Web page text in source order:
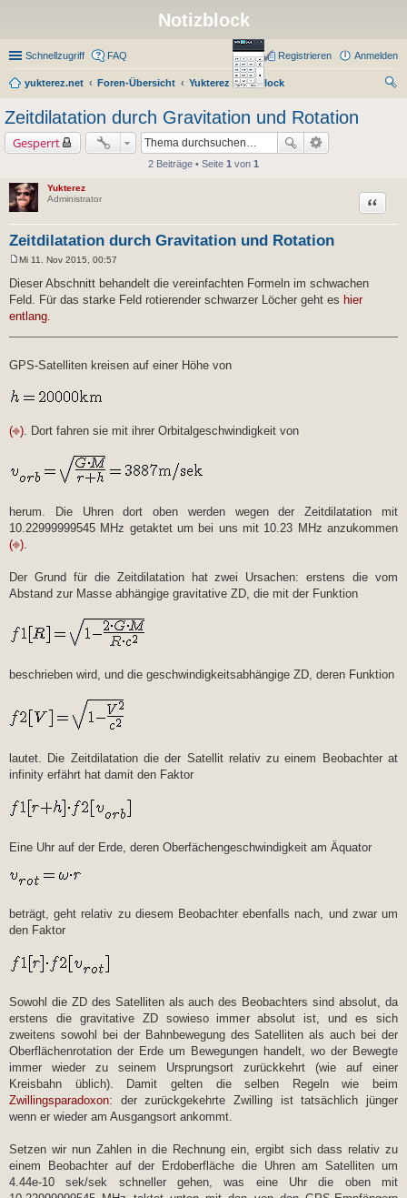
Notizblock
Schnellzugriff FAQ Anmelden
Registrieren
yukterez.net Foren-Übersicht
Yukterez Notizblock
Zeitdilatation durch Gravitation und Rotation
Gesperrt
2 Beiträge • Seite 1 von 1
Yukterez
Administrator
Zeitdilatation durch Gravitation und Rotation
Zitat
t
a
Mi 11. Nov 2015, 00:57
Dieser Abschnitt behandelt die vereinfachten Formeln im schwachen
Feld. Für das starke Feld rotierender schwarzer Löcher geht es hier
entlang.
GPS-Satelliten kreisen auf einer Höhe von
(⎆). Dort fahren sie mit ihrer Orbitalgeschwindigkeit von
herum. Die Uhren dort oben werden wegen der Zeitdilatation mit
10.22999999545 MHz getaktet um bei uns mit 10.23 MHz anzukommen
(⎆).
Der Grund für die Zeitdilatation hat zwei Ursachen: erstens die vom
Abstand zur Masse abhängige gravitative ZD, die mit der Funktion
beschrieben wird, und die geschwindigkeitsabhängige ZD, deren Funktion
lautet. Die Zeitdilatation die der Satellit relativ zu einem Beobachter at
infinity erfährt hat damit den Faktor
Eine Uhr auf der Erde, deren Oberfächengeschwindigkeit am Äquator
beträgt, geht relativ zu diesem Beobachter ebenfalls nach, und zwar um
den Faktor
Sowohl die ZD des Satelliten als auch des Beobachters sind absolut, da
erstens die gravitative ZD sowieso immer absolut ist, und es sich
zweitens sowohl bei der Bahnbewegung des Satelliten als auch bei der
Oberflächenrotation der Erde um Bewegungen handelt, wo der Bewegte
immer wieder zu seinem Ursprungsort zurückkehrt (wie auf einer
Kreisbahn üblich). Damit gelten die selben Regeln wie beim
Zwillingsparadoxon: der zurückgekehrte Zwilling ist tatsächlich jünger
wenn er wieder am Ausgangsort ankommt.
Setzen wir nun Zahlen in die Rechnung ein, ergibt sich dass relativ zu
einem Beobachter auf der Erdoberfläche die Uhren am Satelliten um
4.44e-10 sek/sek schneller gehen, was eine Uhr die oben mit